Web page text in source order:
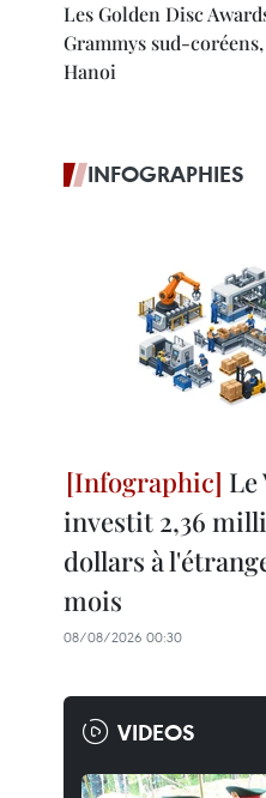
Les Golden Disc
Grammys sud-
Hanoi
INFOGRAPHIES
Le
investit 2,36
dollars à
mois
08/08/2026 00:30
VIDEOS